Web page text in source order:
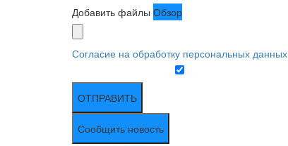
Добавить файлы Обзор
Согласие на обработку персональных данных
ОТПРАВИТЬ
Сообщить новость